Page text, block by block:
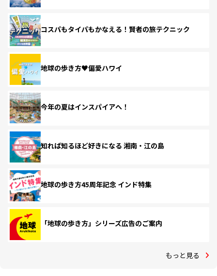
コスパもタイパもかなえる！賢者の旅テクニック
地球の歩き方♥偏愛ハワイ
今年の夏はインスパイアへ！
知れば知るほど好きになる 湘南・江の島
地球の歩き方45周年記念 インド特集
「地球の歩き方」シリーズ広告のご案内
もっと見る